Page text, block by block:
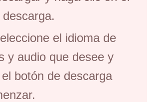
el idioma de
y audio que desee y
botón de descarga